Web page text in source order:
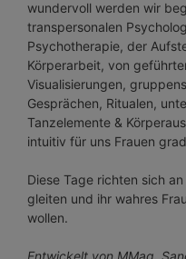
wundervoll werden wir
transpersonalen
Psychotherapie, der
Körperarbeit, von
Visualisierungen,
Gesprächen, Ritualen,
Tanzelemente &
intuitiv für uns Frauen
Diese Tage richten sich
gleiten und ihr wahres
wollen.